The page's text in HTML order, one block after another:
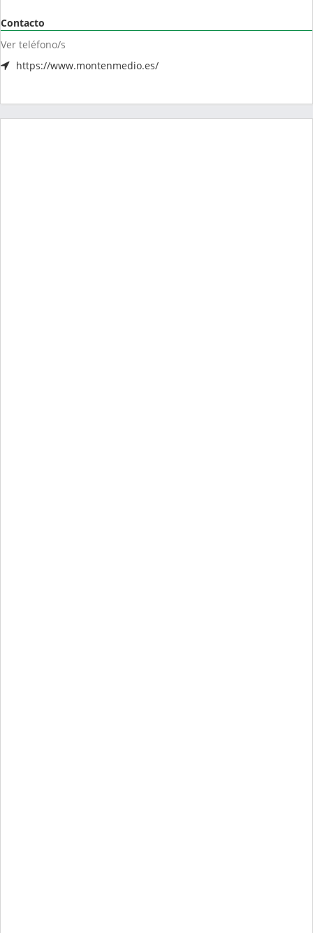
Contacto
Ver teléfono/s
https://www.montenmedio.es/